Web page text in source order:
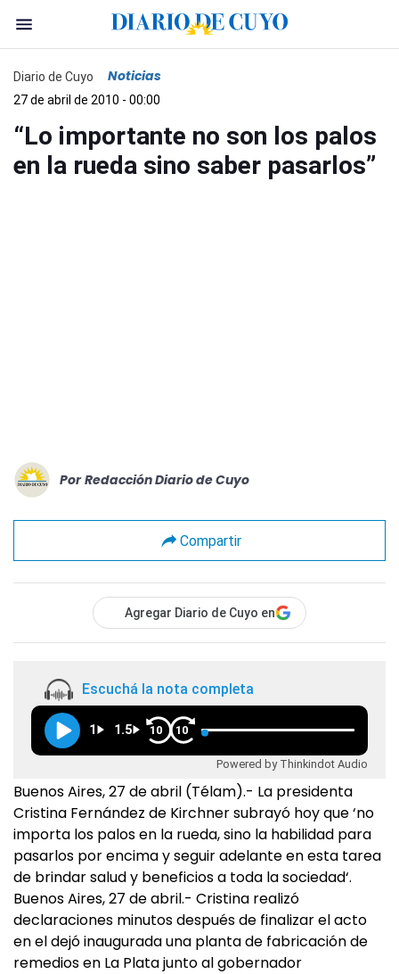
Diario de Cuyo Noticias
27 de abril de 2010 - 00:00
“Lo importante no son los palos
en la rueda sino saber pasarlos”
Por Redacción Diario de Cuyo
Compartir
Agregar Diario de Cuyo en
Escuchá la nota completa
1 1.5 10 10
Powered by Thinkindot Audio
Buenos Aires, 27 de abril (Télam).- La presidenta
Cristina Fernández de Kirchner subrayó hoy que ‘no
importa los palos en la rueda, sino la habilidad para
pasarlos por encima y seguir adelante en esta tarea
de brindar salud y beneficios a toda la sociedad‘.
Buenos Aires, 27 de abril.- Cristina realizó
declaraciones minutos después de finalizar el acto
en el dejó inaugurada una planta de fabricación de
remedios en La Plata junto al gobernador